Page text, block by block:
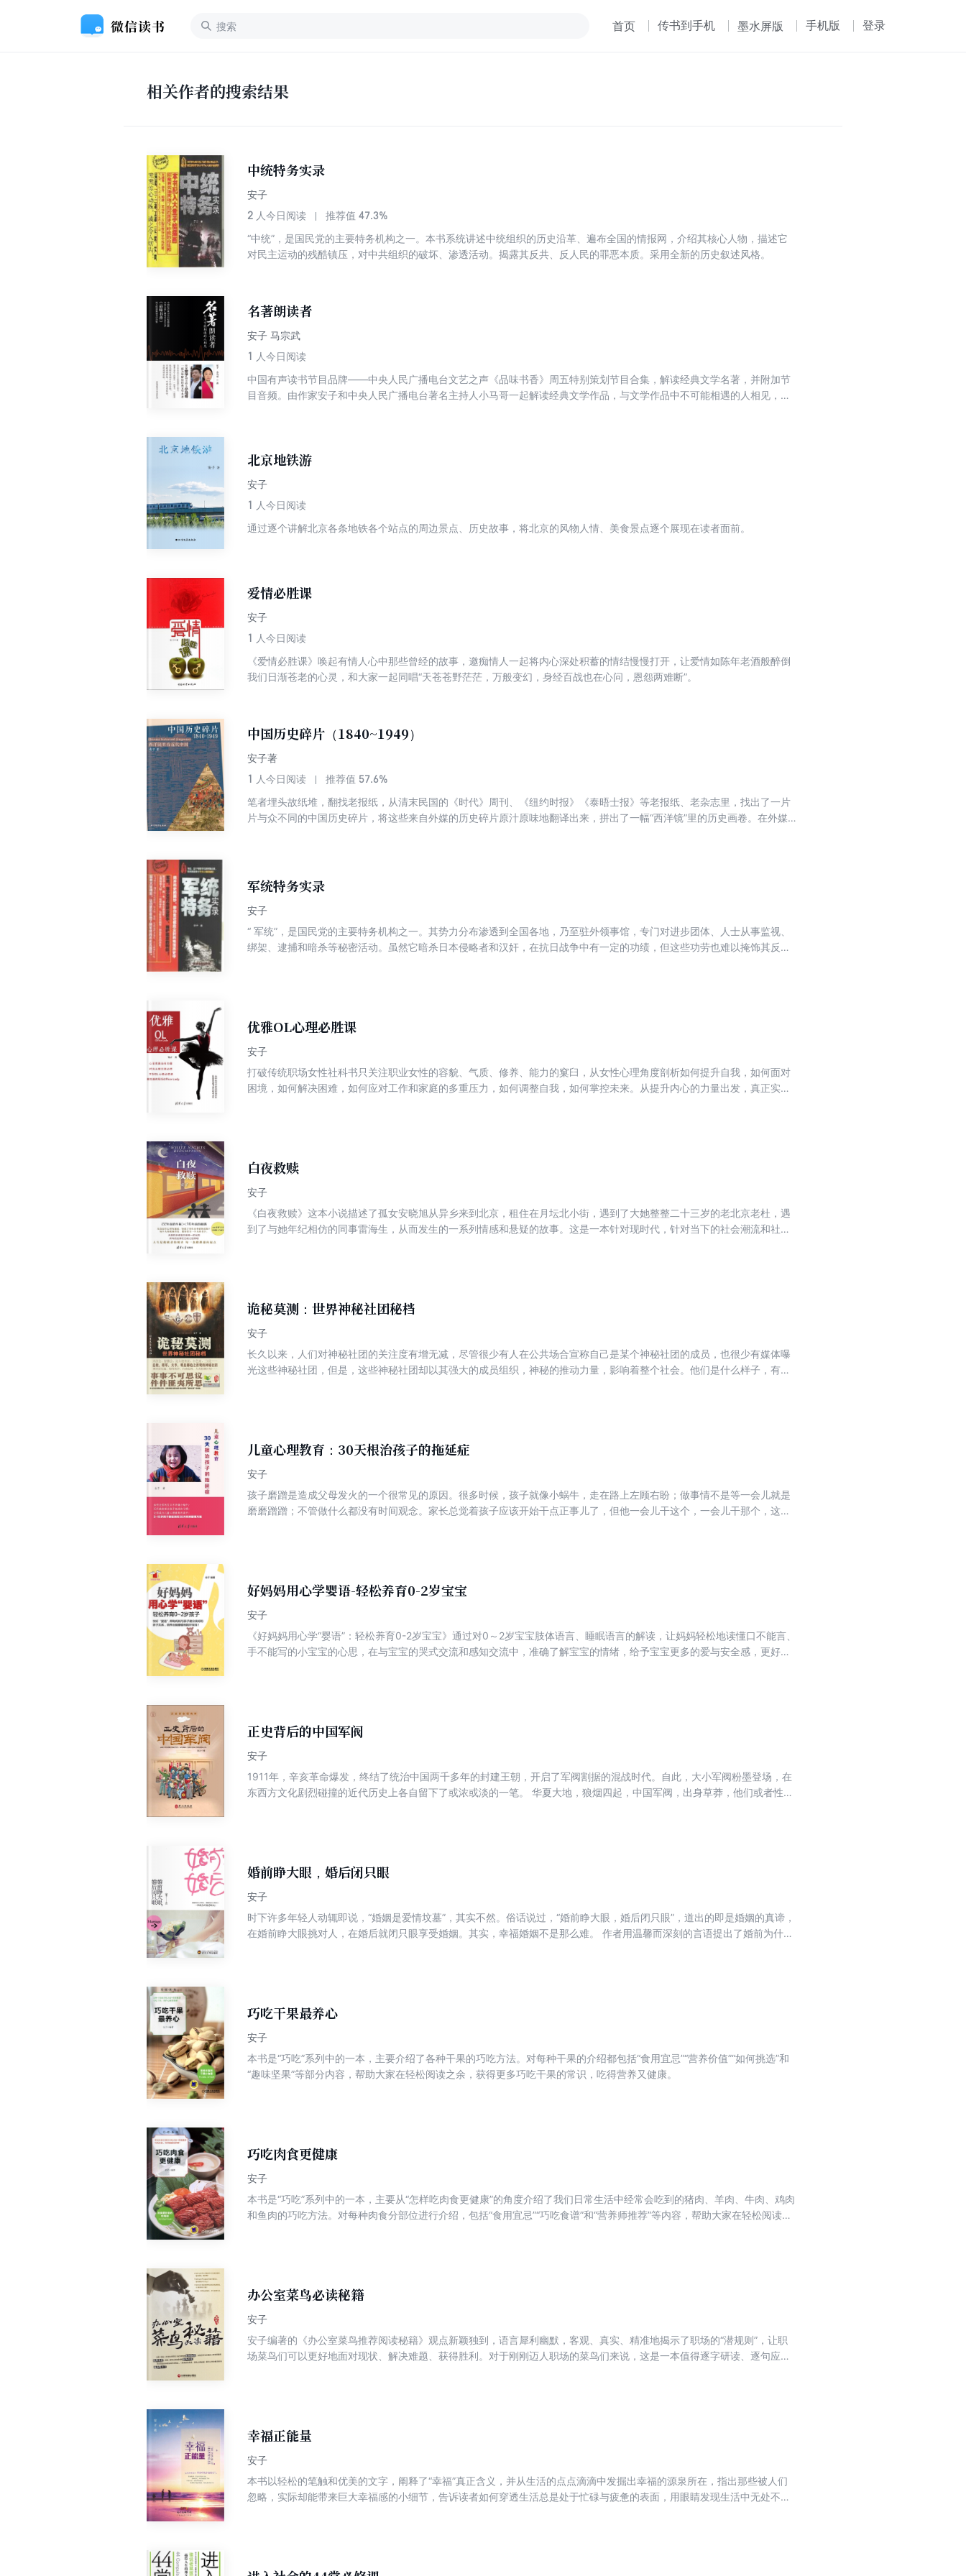
首页 传书到手机 墨水屏版 手机版 登录
相关作者的搜索结果
中统特务实录
安子
2 人今日阅读 推荐值 47.3%
“中统”，是国民党的主要特务机构之一。本书系统讲述中统组织的历史沿革、遍布全国的情报网，介绍其核心人物，描述它
对民主运动的残酷镇压，对中共组织的破坏、渗透活动。揭露其反共、反人民的罪恶本质。采用全新的历史叙述风格。
名著朗读者
安子 马宗武
1 人今日阅读
中国有声读书节目品牌——中央人民广播电台文艺之声《品味书香》周五特别策划节目合集，解读经典文学名著，并附加节
目音频。由作家安子和中央人民广播电台著名主持人小马哥一起解读经典文学作品，与文学作品中不可能相遇的人相见，踏
北京地铁游
安子
1 人今日阅读
通过逐个讲解北京各条地铁各个站点的周边景点、历史故事，将北京的风物人情、美食景点逐个展现在读者面前。
爱情必胜课
安子
1 人今日阅读
《爱情必胜课》唤起有情人心中那些曾经的故事，邀痴情人一起将内心深处积蓄的情结慢慢打开，让爱情如陈年老酒般醉倒
我们日渐苍老的心灵，和大家一起同唱“天苍苍野茫茫，万般变幻，身经百战也在心问，恩怨两难断”。
中国历史碎片（1840~1949）
安子著
1 人今日阅读 推荐值 57.6%
笔者埋头故纸堆，翻找老报纸，从清末民国的《时代》周刊、《纽约时报》《泰晤士报》等老报纸、老杂志里，找出了一片
片与众不同的中国历史碎片，将这些来自外媒的历史碎片原汁原味地翻译出来，拼出了一幅“西洋镜”里的历史画卷。在外媒
军统特务实录
安子
“ 军统”，是国民党的主要特务机构之一。其势力分布渗透到全国各地，乃至驻外领事馆，专门对进步团体、人士从事监视、
绑架、逮捕和暗杀等秘密活动。虽然它暗杀日本侵略者和汉奸，在抗日战争中有一定的功绩，但这些功劳也难以掩饰其反人
优雅OL心理必胜课
安子
打破传统职场女性社科书只关注职业女性的容貌、气质、修养、能力的窠臼，从女性心理角度剖析如何提升自我，如何面对
困境，如何解决困难，如何应对工作和家庭的多重压力，如何调整自我，如何掌控未来。从提升内心的力量出发，真正实现
白夜救赎
安子
《白夜救赎》这本小说描述了孤女安晓旭从异乡来到北京，租住在月坛北小街，遇到了大她整整二十三岁的老北京老杜，遇
到了与她年纪相仿的同事雷海生，从而发生的一系列情感和悬疑的故事。这是一本针对现时代，针对当下的社会潮流和社会
诡秘莫测：世界神秘社团秘档
安子
长久以来，人们对神秘社团的关注度有增无减，尽管很少有人在公共场合宣称自己是某个神秘社团的成员，也很少有媒体曝
光这些神秘社团，但是，这些神秘社团却以其强大的成员组织，神秘的推动力量，影响着整个社会。他们是什么样子，有哪
儿童心理教育：30天根治孩子的拖延症
安子
孩子磨蹭是造成父母发火的一个很常见的原因。很多时候，孩子就像小蜗牛，走在路上左顾右盼；做事情不是等一会儿就是
磨磨蹭蹭；不管做什么都没有时间观念。家长总觉着孩子应该开始干点正事儿了，但他一会儿干这个，一会儿干那个，这时
好妈妈用心学婴语-轻松养育0-2岁宝宝
安子
《好妈妈用心学“婴语”：轻松养育0-2岁宝宝》通过对0～2岁宝宝肢体语言、睡眠语言的解读，让妈妈轻松地读懂口不能言、
手不能写的小宝宝的心思，在与宝宝的哭式交流和感知交流中，准确了解宝宝的情绪，给予宝宝更多的爱与安全感，更好地
正史背后的中国军阀
安子
1911年，辛亥革命爆发，终结了统治中国两千多年的封建王朝，开启了军阀割据的混战时代。自此，大小军阀粉墨登场，在
东西方文化剧烈碰撞的近代历史上各自留下了或浓或淡的一笔。 华夏大地，狼烟四起，中国军阀，出身草莽，他们或者性格
婚前睁大眼，婚后闭只眼
安子
时下许多年轻人动辄即说，“婚姻是爱情坟墓”，其实不然。俗话说过，“婚前睁大眼，婚后闭只眼”，道出的即是婚姻的真谛，
在婚前睁大眼挑对人，在婚后就闭只眼享受婚姻。其实，幸福婚姻不是那么难。 作者用温馨而深刻的言语提出了婚前为什么
巧吃干果最养心
安子
本书是“巧吃”系列中的一本，主要介绍了各种干果的巧吃方法。对每种干果的介绍都包括“食用宜忌”“营养价值”“如何挑选”和
“趣味坚果”等部分内容，帮助大家在轻松阅读之余，获得更多巧吃干果的常识，吃得营养又健康。
巧吃肉食更健康
安子
本书是“巧吃”系列中的一本，主要从“怎样吃肉食更健康”的角度介绍了我们日常生活中经常会吃到的猪肉、羊肉、牛肉、鸡肉
和鱼肉的巧吃方法。对每种肉食分部位进行介绍，包括“食用宜忌”“巧吃食谱”和“营养师推荐”等内容，帮助大家在轻松阅读之
办公室菜鸟必读秘籍
安子
安子编著的《办公室菜鸟推荐阅读秘籍》观点新颖独到，语言犀利幽默，客观、真实、精准地揭示了职场的“潜规则”，让职
场菜鸟们可以更好地面对现状、解决难题、获得胜利。对于刚刚迈人职场的菜鸟们来说，这是一本值得逐字研读、逐句应用
幸福正能量
安子
本书以轻松的笔触和优美的文字，阐释了“幸福”真正含义，并从生活的点点滴滴中发掘出幸福的源泉所在，指出那些被人们
忽略，实际却能带来巨大幸福感的小细节，告诉读者如何穿透生活总是处于忙碌与疲惫的表面，用眼睛发现生活中无处不在